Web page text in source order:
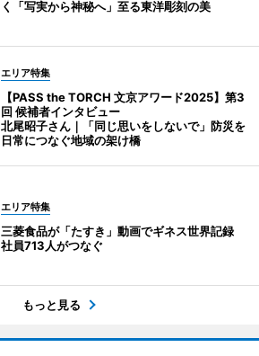
く「写実から神秘へ」至る東洋彫刻の美
エリア特集
【PASS the TORCH 文京アワード2025】第3
回 候補者インタビュー
北尾昭子さん｜「同じ思いをしないで」防災を
日常につなぐ地域の架け橋
エリア特集
三菱食品が「たすき」動画でギネス世界記録
社員713人がつなぐ
もっと見る